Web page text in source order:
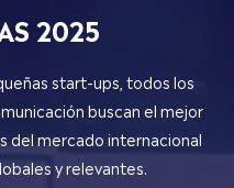
2025
start-ups, todos los
buscan el mejor
del mercado internacional
y relevantes.